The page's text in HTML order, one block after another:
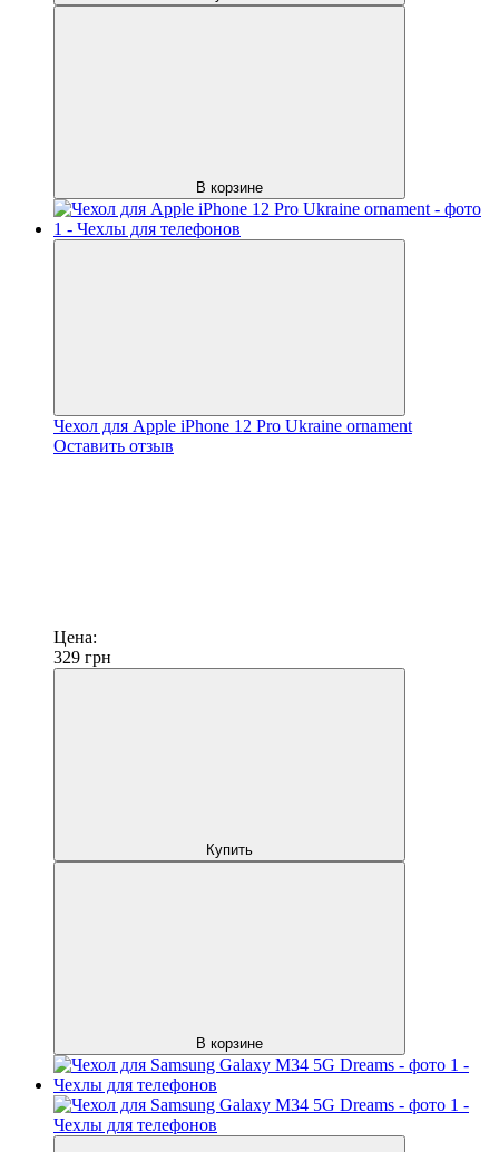
В корзине
Чехол для Apple iPhone 12 Pro Ukraine ornament
Оставить отзыв
Цена:
329 грн
Купить
В корзине